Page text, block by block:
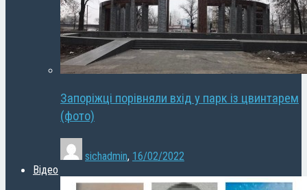
Запоріжці порівняли вхід у парк із цвинтарем
(фото)
sichadmin, 16/02/2022
Відео